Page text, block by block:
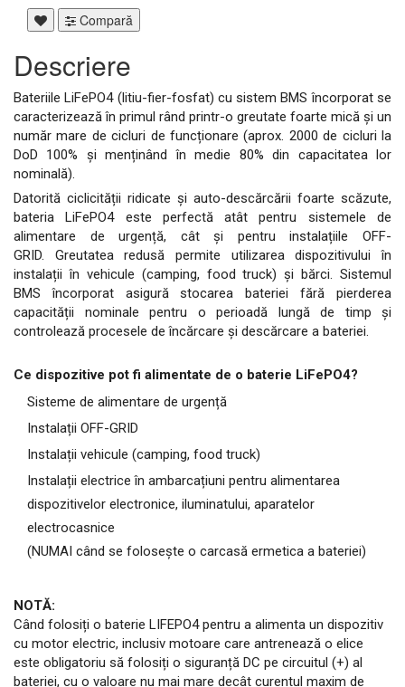
Compară
Descriere
Bateriile LiFePO4 (litiu-fier-fosfat) cu sistem BMS încorporat se
caracterizează în primul rând printr-o greutate foarte mică și un
număr mare de cicluri de funcționare (aprox. 2000 de cicluri la
DoD 100% și menținând în medie 80% din capacitatea lor
nominală).
Datorită ciclicității ridicate și auto-descărcării foarte scăzute,
bateria LiFePO4 este perfectă atât pentru sistemele de
alimentare de urgență, cât și pentru instalațiile OFF-
GRID. Greutatea redusă permite utilizarea dispozitivului în
instalații în vehicule (camping, food truck) și bărci. Sistemul
BMS încorporat asigură stocarea bateriei fără pierderea
capacității nominale pentru o perioadă lungă de timp și
controlează procesele de încărcare și descărcare a bateriei.
Ce dispozitive pot fi alimentate de o baterie LiFePO4?
Sisteme de alimentare de urgență
Instalații OFF-GRID
Instalații vehicule (camping, food truck)
Instalații electrice în ambarcațiuni pentru alimentarea
dispozitivelor electronice, iluminatului, aparatelor
electrocasnice
(NUMAI când se folosește o carcasă ermetica a bateriei)
NOTĂ:
Când folosiți o baterie LIFEPO4 pentru a alimenta un dispozitiv
cu motor electric, inclusiv motoare care antrenează o elice
este obligatoriu să folosiți o siguranță DC pe circuitul (+) al
bateriei, cu o valoare nu mai mare decât curentul maxim de